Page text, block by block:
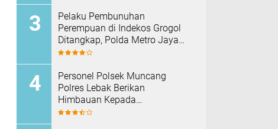
Pelaku Pembunuhan
Perempuan di Indekos Grogol
Ditangkap, Polda Metro Jaya
Sita Palu dan Sejumlah
Personel Polsek Muncang
Polres Lebak Berikan
Himbauan Kepada
Masyarakat Agar Tidak